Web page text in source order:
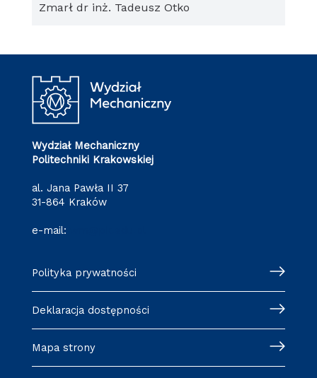
Zmarł dr inż. Tadeusz Otko
Wydział Mechaniczny
Politechniki Krakowskiej
al. Jana Pawła II 37
31-864 Kraków
e-mail:
Polityka prywatności
Deklaracja dostępności
Mapa strony